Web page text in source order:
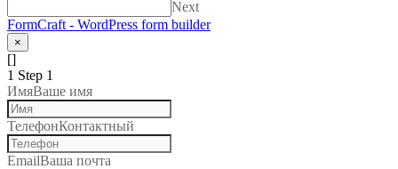
Next
FormCraft - WordPress form builder
×
[]
1 Step 1
ИмяВаше имя
ТелефонКонтактный
EmailВаша почта